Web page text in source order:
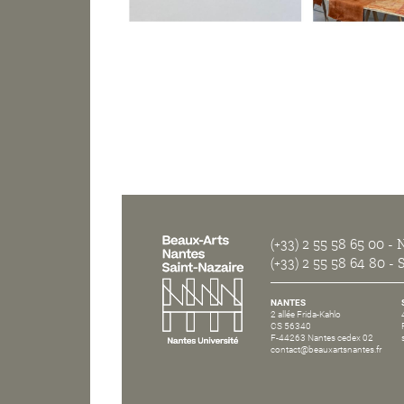
(+33) 2 55 58 65 00 -
(+33) 2 55 58 64 80 -
NANTES
2 allée Frida-Kahlo
CS 56340
F-44263 Nantes cedex 02
contact@beauxartsnantes.fr